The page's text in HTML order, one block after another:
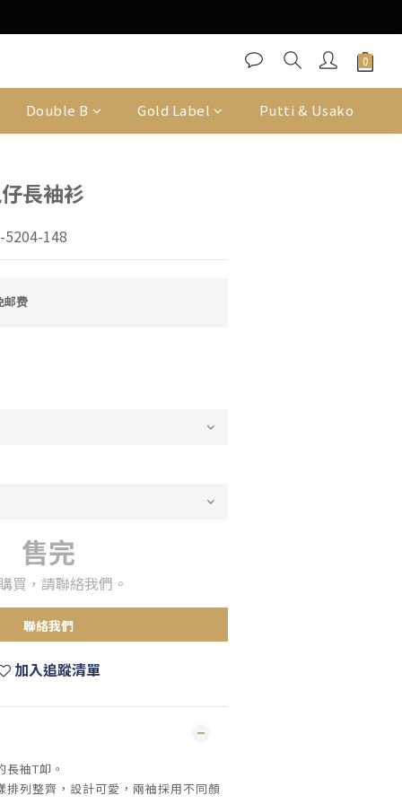
Double B Gold Label Putti & Usako
長袖衫
5204-148
邮费
售完
買，請聯絡我們。
聯絡我們
加入追蹤清單
袖T卹。
排列整齊，設計可愛，兩袖採用不同顏